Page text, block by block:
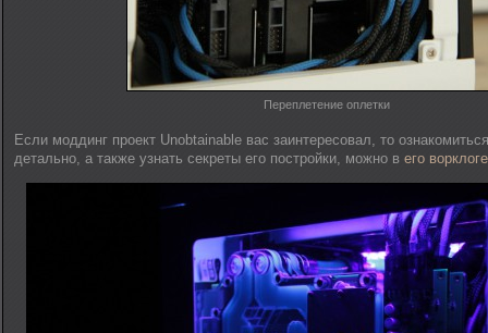
Переплетение оплетки
Если моддинг проект Unobtainable вас заинтересовал, то
детально, а также узнать секреты его постройки, можно в его ворклоге